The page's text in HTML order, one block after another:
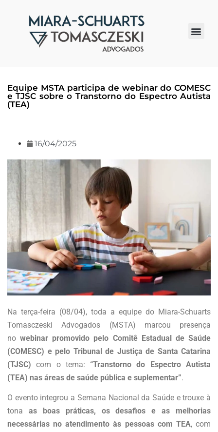
Equipe MSTA participa de webinar do COMESC
e TJSC sobre o Transtorno do Espectro Autista
(TEA)
16/04/2025
Na terça-feira (08/04), toda a equipe do Miara-Schuarts
Tomasczeski Advogados (MSTA) marcou presença
nowebinar promovido pelo Comitê Estadual de Saúde
(COMESC) e pelo Tribunal de Justiça de Santa Catarina
(TJSC) com o tema: “Transtorno do Espectro Autista
(TEA) nas áreas de saúde pública e suplementar”.
O evento integrou a Semana Nacional da Saúde e trouxe à
tona as boas práticas, os desafios e as melhorias
necessárias no atendimento às pessoas com TEA, com